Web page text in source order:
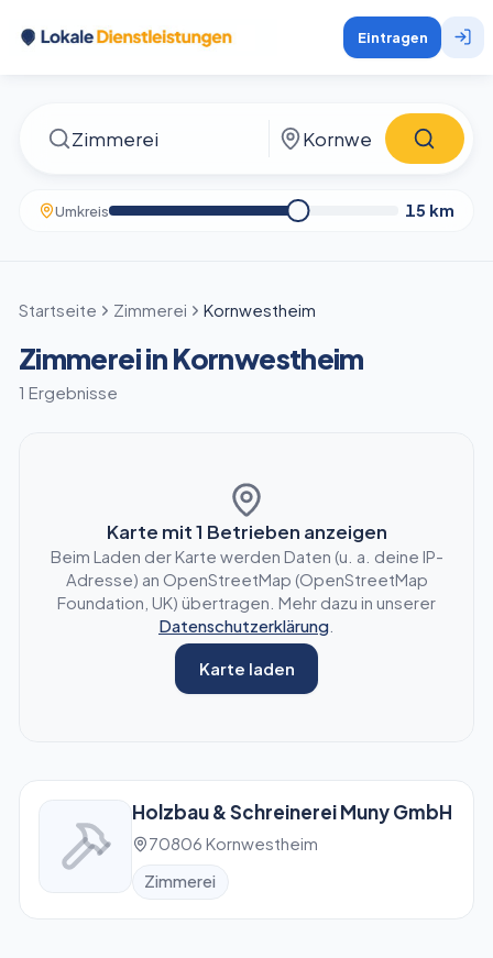
Eintragen
Umkreis 15 km
Startseite Zimmerei Kornwestheim
Zimmerei in Kornwestheim
1 Ergebnisse
Karte mit1 Betrieben anzeigen
Beim Laden der Karte werden Daten (u. a. deine IP-
Adresse) an OpenStreetMap (OpenStreetMap
Foundation, UK) übertragen. Mehr dazu in unserer
Datenschutzerklärung
Karte laden
Holzbau & Schreinerei Muny GmbH
70806 Kornwestheim
Zimmerei